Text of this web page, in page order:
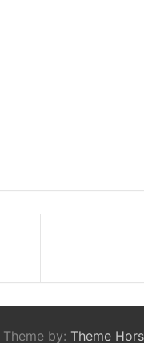
Theme by: Theme